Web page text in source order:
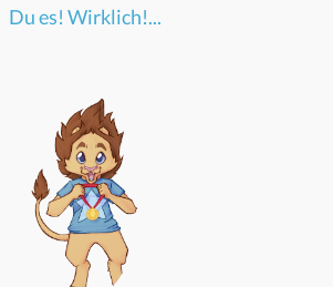
Du es! Wirklich!...